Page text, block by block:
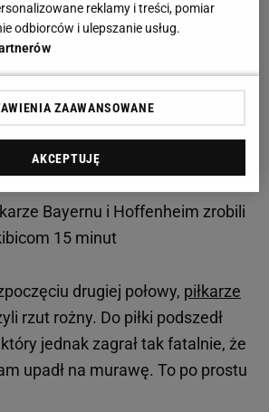
Bayernu i Hoffenheim zrobili
15 minut
drugiej połowy, piłkarze
rzut rożny. Do piłki podszedł
jednak zagrał tak fatalnie, że
upadł na murawę. To po prostu
reklamy i treści, pomiar
odbiorców i ulepszanie usług.
ZAAWANSOWANE
AKCEPTUJĘ